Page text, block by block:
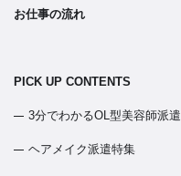
お仕事の流れ
PICK UP CONTENTS
3分でわかるOL型美容師派遣
ヘアメイク派遣特集